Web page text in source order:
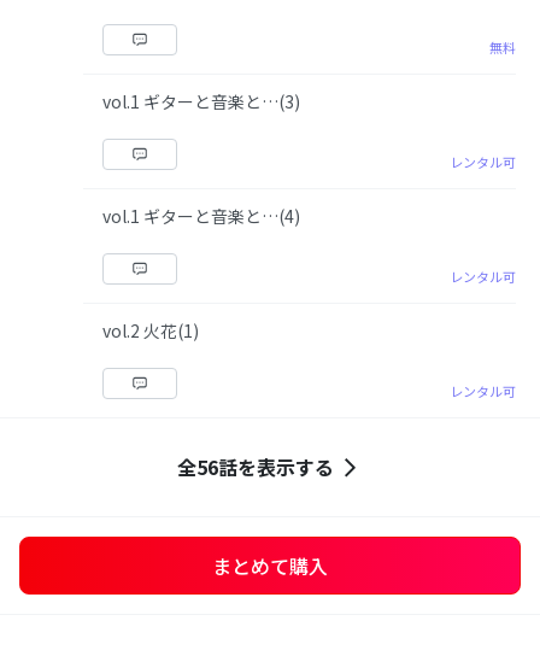
無料
vol.1 ギターと音楽と…(3)
レンタル可
vol.1 ギターと音楽と…(4)
レンタル可
vol.2 火花(1)
レンタル可
全56話を表示する
まとめて購入